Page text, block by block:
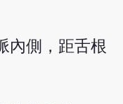
內側，距舌根